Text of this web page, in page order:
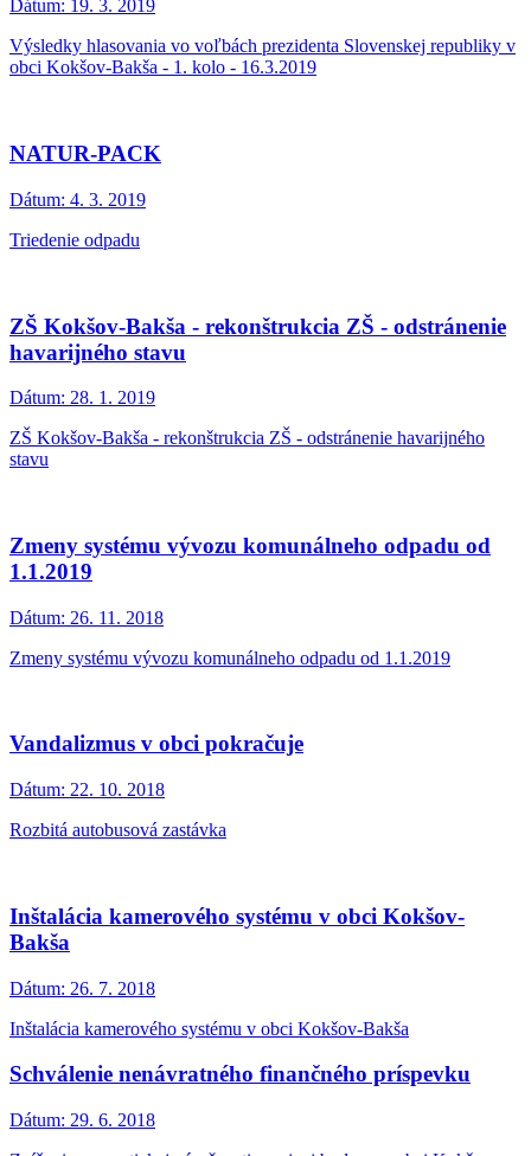
Dátum: 19. 3. 2019
Výsledky hlasovania vo voľbách prezidenta Slovenskej republiky v
obci Kokšov-Bakša - 1. kolo - 16.3.2019
NATUR-PACK
Dátum: 4. 3. 2019
Triedenie odpadu
ZŠ Kokšov-Bakša - rekonštrukcia ZŠ - odstránenie
havarijného stavu
Dátum: 28. 1. 2019
ZŠ Kokšov-Bakša - rekonštrukcia ZŠ - odstránenie havarijného
stavu
Zmeny systému vývozu komunálneho odpadu od
1.1.2019
Dátum: 26. 11. 2018
Zmeny systému vývozu komunálneho odpadu od 1.1.2019
Vandalizmus v obci pokračuje
Dátum: 22. 10. 2018
Rozbitá autobusová zastávka
Inštalácia kamerového systému v obci Kokšov-
Bakša
Dátum: 26. 7. 2018
Inštalácia kamerového systému v obci Kokšov-Bakša
Schválenie nenávratného finančného príspevku
Dátum: 29. 6. 2018